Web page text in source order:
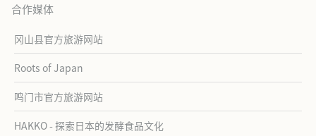
合作媒体
冈山县官方旅游网站
Roots of Japan
鸣门市官方旅游网站
HAKKO - 探索日本的发酵食品文化